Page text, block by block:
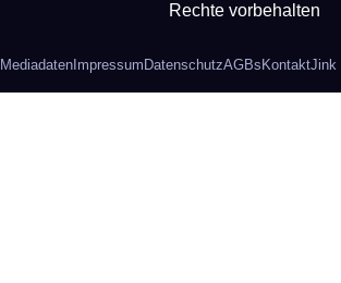
Rechte vorbehalten
Mediadaten Impressum DatenschutzAGBs KontaktJink